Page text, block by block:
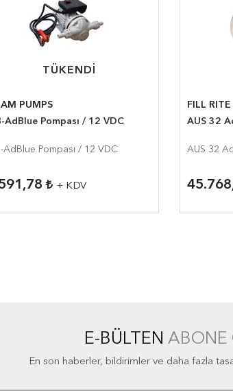
TÜKENDI
TÜKENDI
PUMPS
MB-AdBlue Pompası / 12 VDC
MB-AdBlue Pompası / 12 VDC
+ KDV
FILL RITE
AUS 32
AUS 32
E-BÜLTEN ABONE
En son haberler, bildirimler ve daha fazla